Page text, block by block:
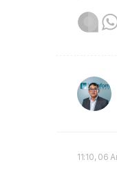
11:10, 06